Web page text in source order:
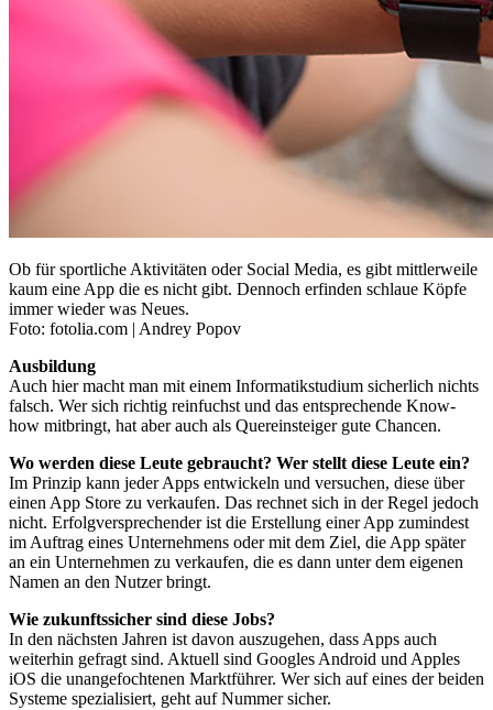
Ob für sportliche Aktivitäten oder Social Media, es gibt mittlerweile
kaum eine App die es nicht gibt. Dennoch erfinden schlaue Köpfe
immer wieder was Neues.
Foto: fotolia.com | Andrey Popov
Ausbildung
Auch hier macht man mit einem Informatikstudium sicherlich nichts
falsch. Wer sich richtig reinfuchst und das entsprechende Know-
how mitbringt, hat aber auch als Quereinsteiger gute Chancen.
Wo werden diese Leute gebraucht? Wer stellt diese Leute ein?
Im Prinzip kann jeder Apps entwickeln und versuchen, diese über
einen App Store zu verkaufen. Das rechnet sich in der Regel jedoch
nicht. Erfolgversprechender ist die Erstellung einer App zumindest
im Auftrag eines Unternehmens oder mit dem Ziel, die App später
an ein Unternehmen zu verkaufen, die es dann unter dem eigenen
Namen an den Nutzer bringt.
Wie zukunftssicher sind diese Jobs?
In den nächsten Jahren ist davon auszugehen, dass Apps auch
weiterhin gefragt sind. Aktuell sind Googles Android und Apples
iOS die unangefochtenen Marktführer. Wer sich auf eines der beiden
Systeme spezialisiert, geht auf Nummer sicher.